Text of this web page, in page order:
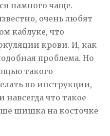
намного чаще.
очень любят
каблуке, что
крови. И, как
проблема. Но
такого
по инструкции,
навсегда что такое
шишка на косточке